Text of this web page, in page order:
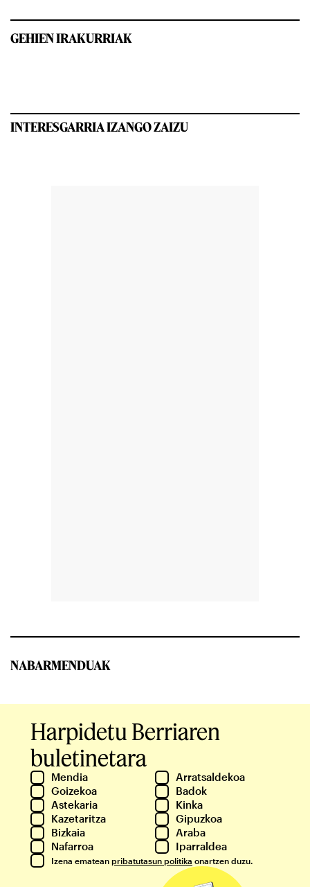
GEHIEN IRAKURRIAK
INTERESGARRIA IZANGO ZAIZU
NABARMENDUAK
Harpidetu Berriaren
buletinetara
Mendia
Arratsaldekoa
Goizekoa
Badok
Astekaria
Kinka
Kazetaritza
Gipuzkoa
Bizkaia
Araba
Nafarroa
Iparraldea
Izena ematean pribatutasun politika onartzen duzu.